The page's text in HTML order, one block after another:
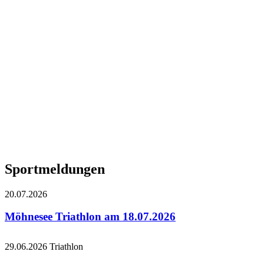
Sportmeldungen
20.07.2026
Möhnesee Triathlon am 18.07.2026
29.06.2026 Triathlon